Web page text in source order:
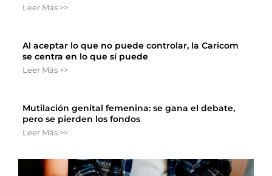
Leer Más >>
Al aceptar lo que no puede controlar, la Caricom
se centra en lo que sí puede
Leer Más >>
Mutilación genital femenina: se gana el debate,
pero se pierden los fondos
Leer Más >>